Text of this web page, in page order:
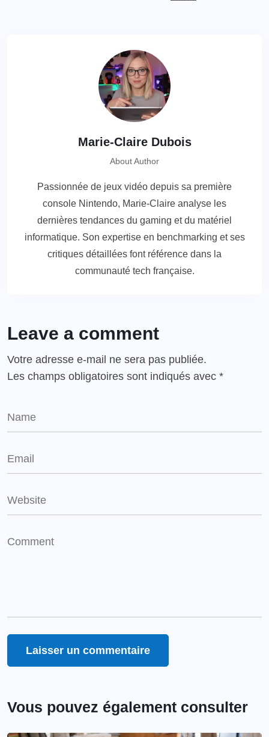
Marie-Claire Dubois
About Author
Passionnée de jeux vidéo depuis sa première
console Nintendo, Marie-Claire analyse les
dernières tendances du gaming et du matériel
informatique. Son expertise en benchmarking et ses
critiques détaillées font référence dans la
communauté tech française.
Leave a comment
Votre adresse e-mail ne sera pas publiée.
Les champs obligatoires sont indiqués avec *
Vous pouvez également consulter